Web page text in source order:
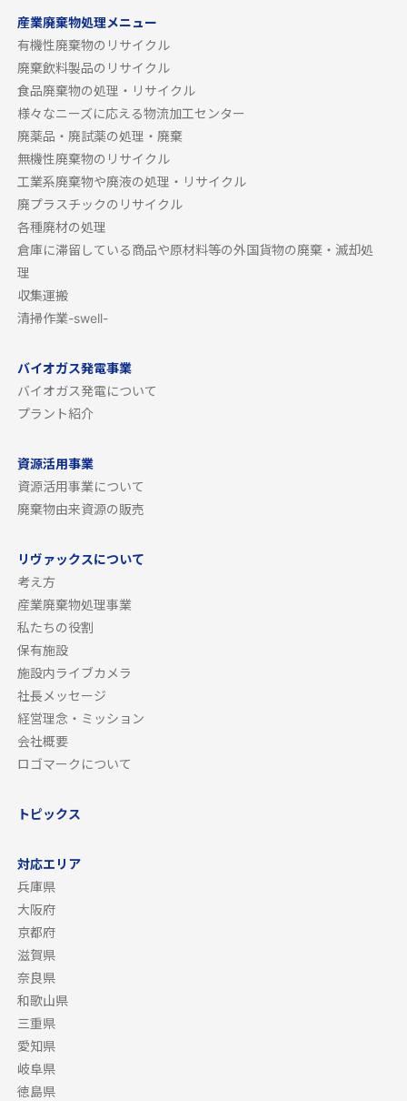
産業廃棄物処理メニュー
有機性廃棄物のリサイクル
廃棄飲料製品のリサイクル
食品廃棄物の処理・リサイクル
様々なニーズに応える物流加工センター
廃薬品・廃試薬の処理・廃棄
無機性廃棄物のリサイクル
工業系廃棄物や廃液の処理・リサイクル
廃プラスチックのリサイクル
各種廃材の処理
倉庫に滞留している商品や原材料等の外国貨物の廃棄・滅却処
理
収集運搬
清掃作業-swell-
バイオガス発電事業
バイオガス発電について
プラント紹介
資源活用事業
資源活用事業について
廃棄物由来資源の販売
リヴァックスについて
考え方
産業廃棄物処理事業
私たちの役割
保有施設
施設内ライブカメラ
社長メッセージ
経営理念・ミッション
会社概要
ロゴマークについて
トピックス
対応エリア
兵庫県
大阪府
京都府
滋賀県
奈良県
和歌山県
三重県
愛知県
岐阜県
徳島県